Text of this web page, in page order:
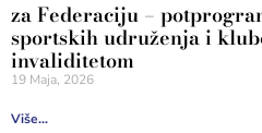
za Federaciju –
sportskih udruženja i
invaliditetom
19 Maja, 2026
Više...